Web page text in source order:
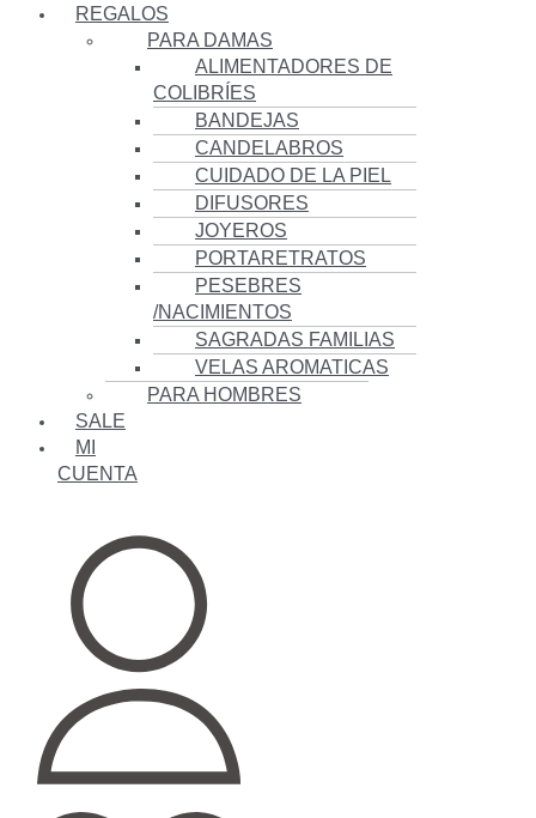
REGALOS
PARA DAMAS
ALIMENTADORES DE
COLIBRÍES
BANDEJAS
CANDELABROS
CUIDADO DE LA PIEL
DIFUSORES
JOYEROS
PORTARETRATOS
PESEBRES
/NACIMIENTOS
SAGRADAS FAMILIAS
VELAS AROMATICAS
PARA HOMBRES
SALE
MI
CUENTA